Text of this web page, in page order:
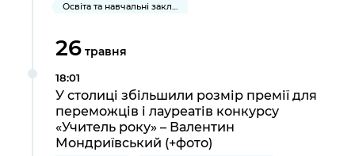
Освіта та навчальні заклади
26 травня
18:01
У столиці збільшили розмір премії для
переможців і лауреатів конкурсу
«Учитель року» – Валентин
Мондриївський (+фото)